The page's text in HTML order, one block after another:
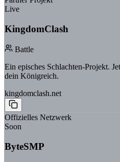
Live
KingdomClash
Battle
Ein episches Schlachten-Projekt.
dein Königreich.
kingdomclash.net
Offizielles Netzwerk
Soon
ByteSMP